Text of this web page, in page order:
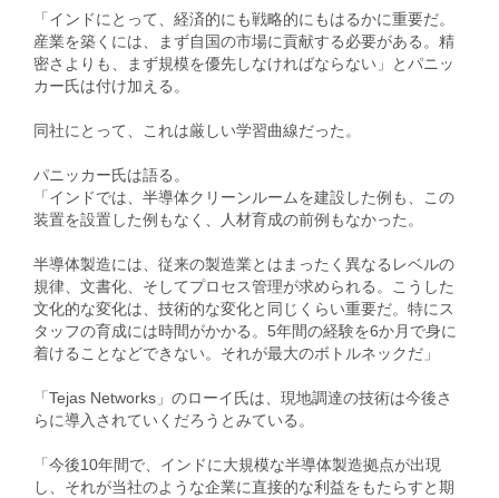
「インドにとって、経済的にも戦略的にもはるかに重要だ。
産業を築くには、まず自国の市場に貢献する必要がある。精
密さよりも、まず規模を優先しなければならない」とパニッ
カー氏は付け加える。
同社にとって、これは厳しい学習曲線だった。
パニッカー氏は語る。
「インドでは、半導体クリーンルームを建設した例も、この
装置を設置した例もなく、人材育成の前例もなかった。
半導体製造には、従来の製造業とはまったく異なるレベルの
規律、文書化、そしてプロセス管理が求められる。こうした
文化的な変化は、技術的な変化と同じくらい重要だ。特にス
タッフの育成には時間がかかる。5年間の経験を6か月で身に
着けることなどできない。それが最大のボトルネックだ」
「Tejas Networks」のローイ氏は、現地調達の技術は今後さ
らに導入されていくだろうとみている。
「今後10年間で、インドに大規模な半導体製造拠点が出現
し、それが当社のような企業に直接的な利益をもたらすと期